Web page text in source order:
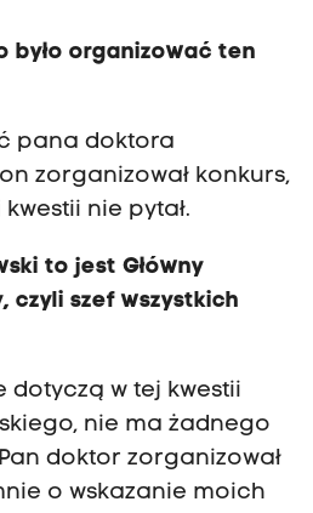
było organizować ten
pana doktora
zorganizował konkurs,
nie pytał.
to jest Główny
czyli szef wszystkich
dotyczą w tej kwestii
nie ma żadnego
doktor zorganizował
o wskazanie moich